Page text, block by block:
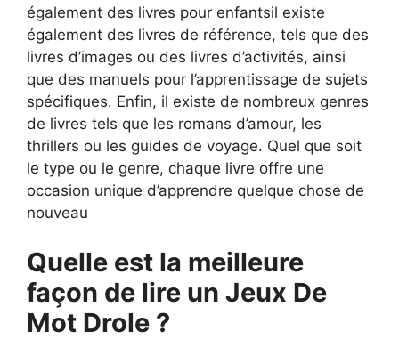
également des livres pour enfantsil existe
également des livres de référence, tels que des
livres d’images ou des livres d’activités, ainsi
que des manuels pour l’apprentissage de sujets
spécifiques. Enfin, il existe de nombreux genres
de livres tels que les romans d’amour, les
thrillers ou les guides de voyage. Quel que soit
le type ou le genre, chaque livre offre une
occasion unique d’apprendre quelque chose de
nouveau
Quelle est la meilleure
façon de lire un Jeux De
Mot Drole ?